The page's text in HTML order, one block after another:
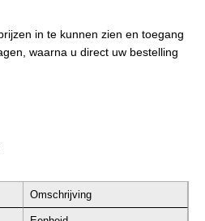
in te kunnen zien en toegang
waarna u direct uw bestelling
Omschrijving